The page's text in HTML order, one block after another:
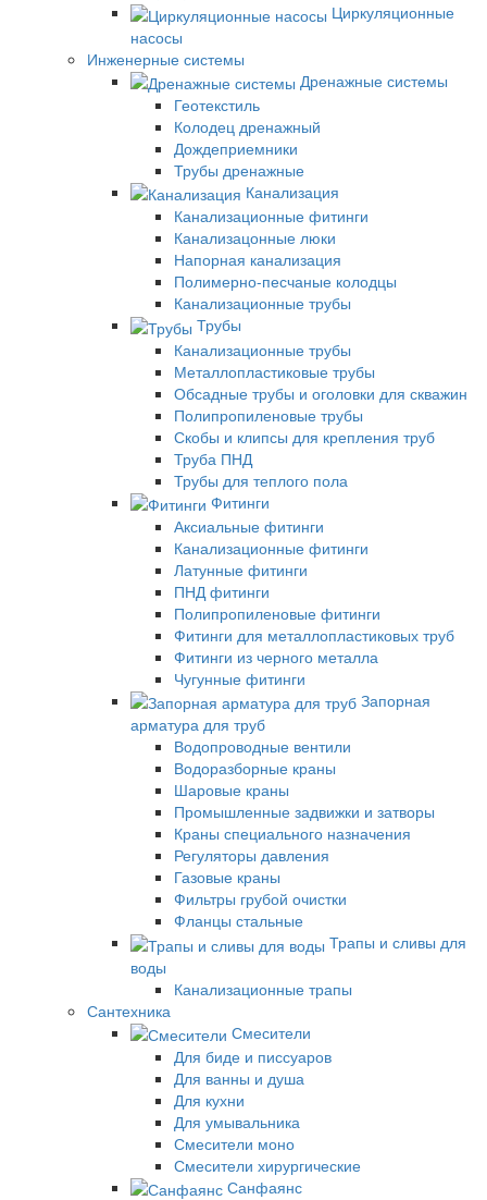
Циркуляционные
насосы
Инженерные системы
Дренажные системы
Геотекстиль
Колодец дренажный
Дождеприемники
Трубы дренажные
Канализация
Канализационные фитинги
Канализацонные люки
Напорная канализация
Полимерно-песчаные колодцы
Канализационные трубы
Трубы
Канализационные трубы
Металлопластиковые трубы
Обсадные трубы и оголовки для скважин
Полипропиленовые трубы
Скобы и клипсы для крепления труб
Труба ПНД
Трубы для теплого пола
Фитинги
Аксиальные фитинги
Канализационные фитинги
Латунные фитинги
ПНД фитинги
Полипропиленовые фитинги
Фитинги для металлопластиковых труб
Фитинги из черного металла
Чугунные фитинги
Запорная
арматура для труб
Водопроводные вентили
Водоразборные краны
Шаровые краны
Промышленные задвижки и затворы
Краны специального назначения
Регуляторы давления
Газовые краны
Фильтры грубой очистки
Фланцы стальные
Трапы и сливы для
воды
Канализационные трапы
Сантехника
Смесители
Для биде и писсуаров
Для ванны и душа
Для кухни
Для умывальника
Смесители моно
Смесители хирургические
Санфаянс